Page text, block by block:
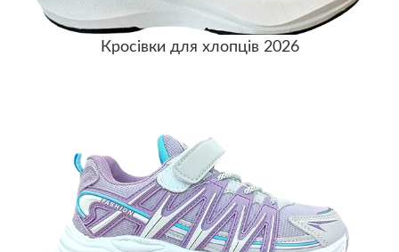
Кросівки для хлопців 2026
ПЕРЕГЛЯНУТИ >